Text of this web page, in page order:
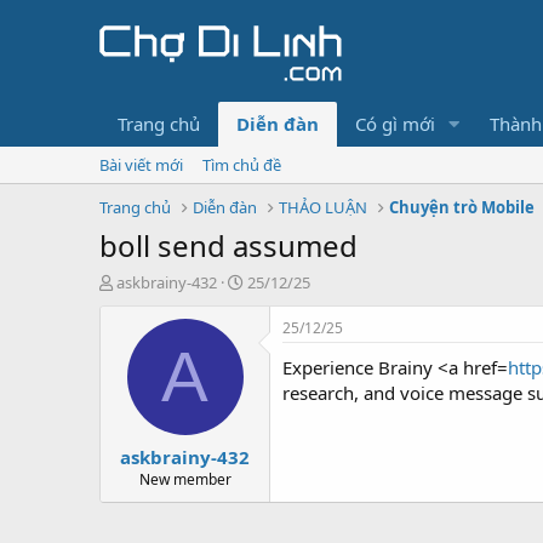
Trang chủ Diễn đàn Có gì mới
Bài viết mới
Tìm chủ đề
Trang chủ
Diễn đàn THẢO LUẬN Chuyện trò Mobile
boll send assumed
T
a
t
askbrainy-432
N
25/12/25
A
askbrainy-432
New member
25/12/25
Experience Brainy <a href=
research, and voice message